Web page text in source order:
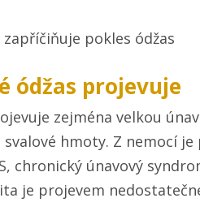
zapříčiňuje pokles ódžas
ódžas projevuje
zejména velkou
hmoty. Z nemocí
chronický únavový
je projevem